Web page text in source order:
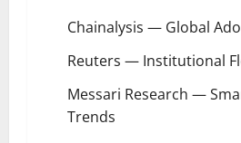
Chainalysis — Global
Reuters — Institutional
Messari Research —
Trends